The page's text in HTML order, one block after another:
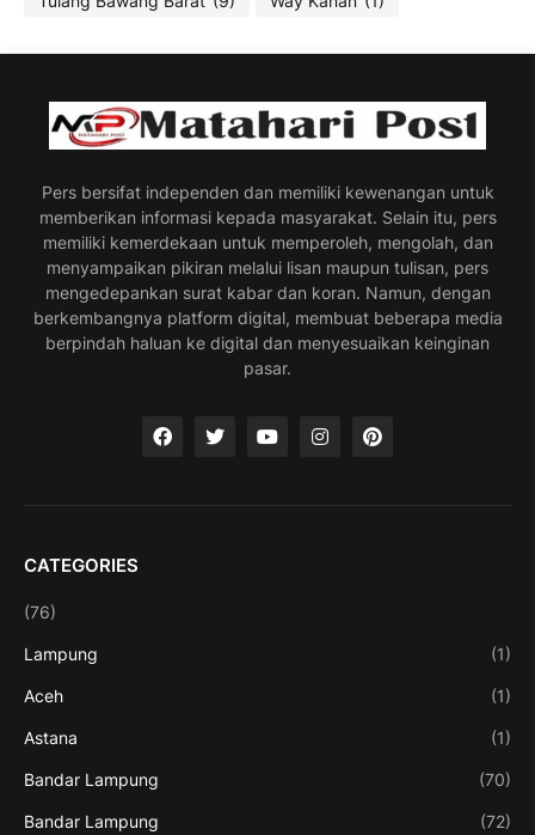
Pers bersifat independen dan memiliki kewenangan untuk
memberikan informasi kepada masyarakat. Selain itu, pers
memiliki kemerdekaan untuk memperoleh, mengolah, dan
menyampaikan pikiran melalui lisan maupun tulisan, pers
mengedepankan surat kabar dan koran. Namun, dengan
berkembangnya platform digital, membuat beberapa media
berpindah haluan ke digital dan menyesuaikan keinginan
pasar.
CATEGORIES
(76)
Lampung (1)
Aceh (1)
Astana (1)
Bandar Lampung (70)
Bandar Lampung (72)